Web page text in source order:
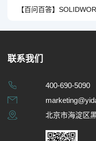
【百问百答】
联系我们
400-690-5090
北京市海淀区